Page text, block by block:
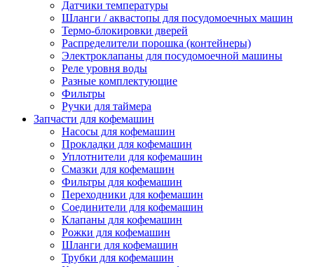
Датчики температуры
Шланги / аквастопы для посудомоечных машин
Термо-блокировки дверей
Распределители порошка (контейнеры)
Электроклапаны для посудомоечной машины
Реле уровня воды
Разные комплектующие
Фильтры
Ручки для таймера
Запчасти для кофемашин
Насосы для кофемашин
Прокладки для кофемашин
Уплотнители для кофемашин
Смазки для кофемашин
Фильтры для кофемашин
Переходники для кофемашин
Соединители для кофемашин
Клапаны для кофемашин
Рожки для кофемашин
Шланги для кофемашин
Трубки для кофемашин